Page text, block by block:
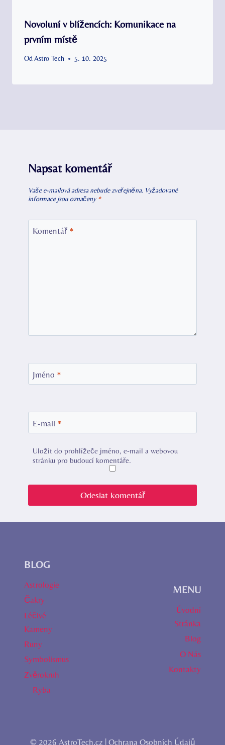
Novoluní v blížencích: Komunikace na
prvním místě
Od Astro Tech 5. 10. 2025
Napsat komentář
Vaše e-mailová adresa nebude zveřejněna. Vyžadované
informace jsou označeny *
Komentář *
Jméno *
E-mail *
Uložit do prohlížeče jméno, e-mail a webovou
stránku pro budoucí komentáře.
BLOG
Astrologie
Čakry
Léčivé
Kameny
Runy
Symbolismus
Zvěrokruh
Ryba
MENU
Úvodní
Stránka
Blog
O Nás
Kontakty
© 2026 AstroTech.cz | Ochrana Osobních Údajů